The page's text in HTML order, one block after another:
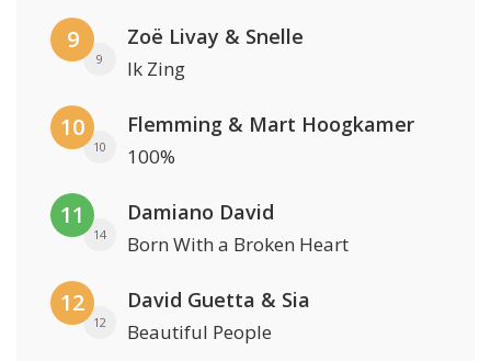
9
9
Zoë Livay & Snelle
Ik Zing
10
10
Flemming & Mart Hoogkamer
100%
11
14
Damiano David
Born With a Broken Heart
12
12
David Guetta & Sia
Beautiful People